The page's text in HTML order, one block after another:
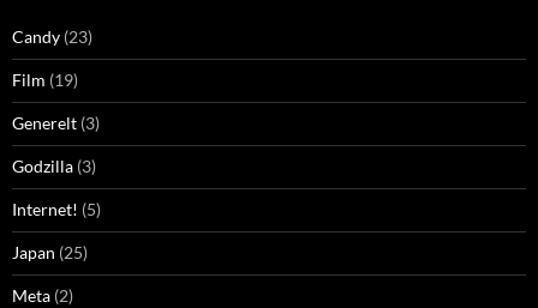
Candy (23)
Film (19)
Generelt (3)
Godzilla (3)
Internet! (5)
Japan (25)
Meta (2)